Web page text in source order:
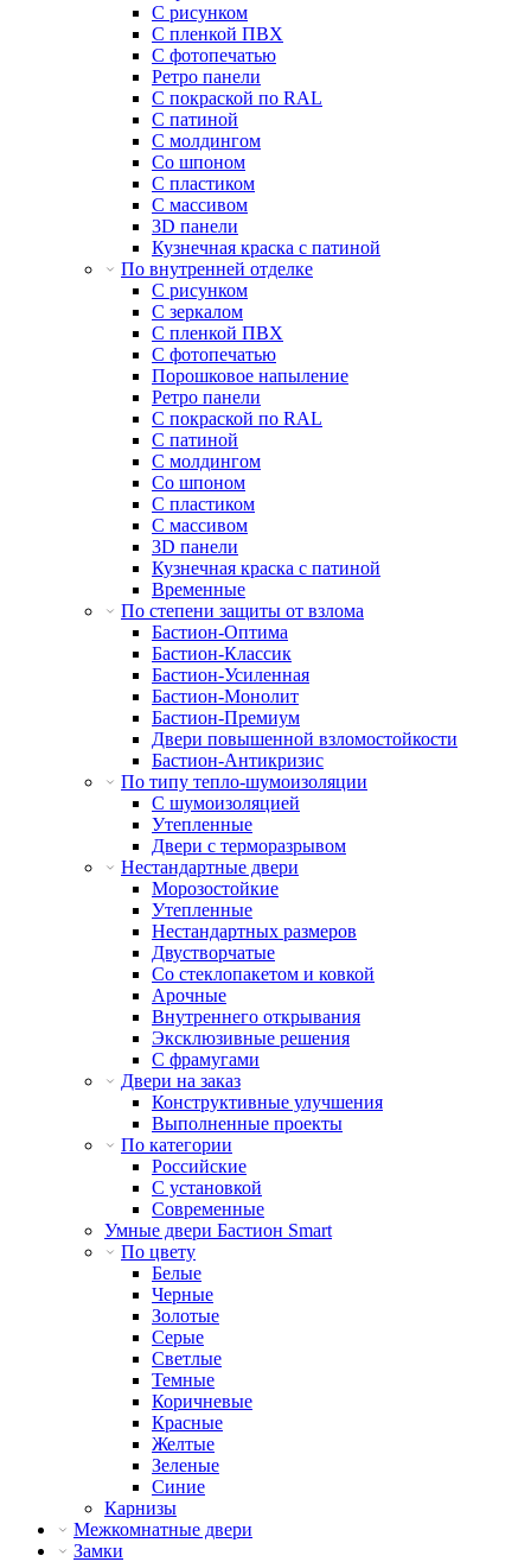
С рисунком
С пленкой ПВХ
С фотопечатью
Ретро панели
С покраской по RAL
С патиной
С молдингом
Со шпоном
С пластиком
С массивом
3D панели
Кузнечная краска с патиной
По внутренней отделке
С рисунком
С зеркалом
С пленкой ПВХ
С фотопечатью
Порошковое напыление
Ретро панели
С покраской по RAL
С патиной
С молдингом
Со шпоном
С пластиком
С массивом
3D панели
Кузнечная краска с патиной
Временные
По степени защиты от взлома
Бастион-Оптима
Бастион-Классик
Бастион-Усиленная
Бастион-Монолит
Бастион-Премиум
Двери повышенной взломостойкости
Бастион-Антикризис
По типу тепло-шумоизоляции
С шумоизоляцией
Утепленные
Двери с терморазрывом
Нестандартные двери
Морозостойкие
Утепленные
Нестандартных размеров
Двустворчатые
Со стеклопакетом и ковкой
Арочные
Внутреннего открывания
Эксклюзивные решения
С фрамугами
Двери на заказ
Конструктивные улучшения
Выполненные проекты
По категории
Российские
С установкой
Современные
Умные двери Бастион Smart
По цвету
Белые
Черные
Золотые
Серые
Светлые
Темные
Коричневые
Красные
Желтые
Зеленые
Синие
Карнизы
Межкомнатные двери
Замки